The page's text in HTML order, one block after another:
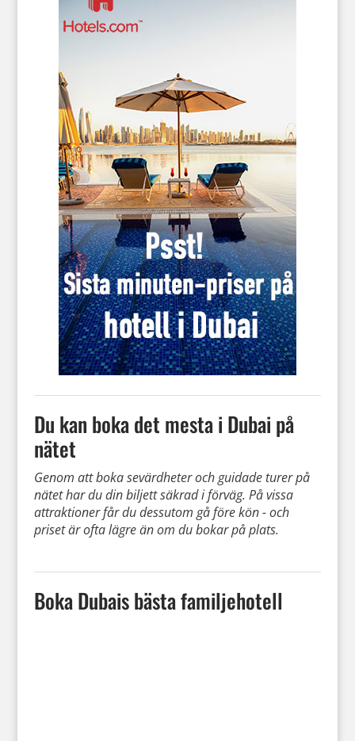
Du kan boka det mesta i Dubai på
nätet
Genom att boka sevärdheter och guidade turer på
nätet har du din biljett säkrad i förväg. På vissa
attraktioner får du dessutom gå före kön - och
priset är ofta lägre än om du bokar på plats.
Boka Dubais bästa familjehotell